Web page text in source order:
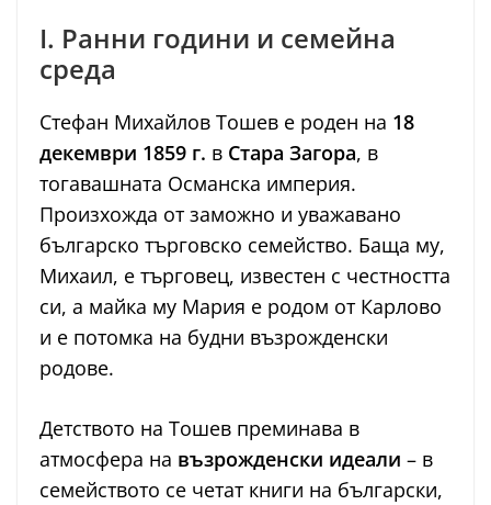
I. Ранни години и семейна
среда
Стефан Михайлов Тошев е роден на 18
декември 1859 г. в Стара Загора, в
тогавашната Османска империя.
Произхожда от заможно и уважавано
българско търговско семейство. Баща му,
Михаил, е търговец, известен с честността
си, а майка му Мария е родом от Карлово
и е потомка на будни възрожденски
родове.
Детството на Тошев преминава в
атмосфера на възрожденски идеали – в
семейството се четат книги на български,